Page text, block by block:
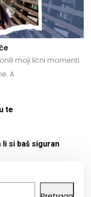
moji lični momenti
A
te
li si baš siguran